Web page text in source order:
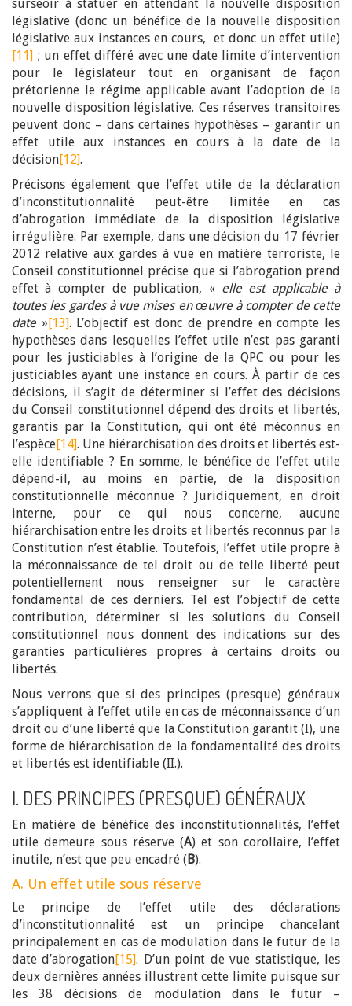
surseoir à statuer en attendant la nouvelle disposition
législative (donc un bénéfice de la nouvelle disposition
législative aux instances en cours, et donc un effet utile)
[11] ; un effet différé avec une date limite d’intervention
pour le législateur tout en organisant de façon
prétorienne le régime applicable avant l’adoption de la
nouvelle disposition législative. Ces réserves transitoires
peuvent donc – dans certaines hypothèses – garantir un
effet utile aux instances en cours à la date de la
décision[12].
Précisons également que l’effet utile de la déclaration
d’inconstitutionnalité peut-être limitée en cas
d’abrogation immédiate de la disposition législative
irrégulière. Par exemple, dans une décision du 17 février
2012 relative aux gardes à vue en matière terroriste, le
Conseil constitutionnel précise que si l’abrogation prend
effet à compter de publication, « elle est applicable à
toutes les gardes à vue mises en œuvre à compter de cette
date»[13]. L’objectif est donc de prendre en compte les
hypothèses dans lesquelles l’effet utile n’est pas garanti
pour les justiciables à l’origine de la QPC ou pour les
justiciables ayant une instance en cours. À partir de ces
décisions, il s’agit de déterminer si l’effet des décisions
du Conseil constitutionnel dépend des droits et libertés,
garantis par la Constitution, qui ont été méconnus en
l’espèce[14]. Une hiérarchisation des droits et libertés est-
elle identifiable ? En somme, le bénéfice de l’effet utile
dépend-il, au moins en partie, de la disposition
constitutionnelle méconnue ? Juridiquement, en droit
interne, pour ce qui nous concerne, aucune
hiérarchisation entre les droits et libertés reconnus par la
Constitution n’est établie. Toutefois, l’effet utile propre à
la méconnaissance de tel droit ou de telle liberté peut
potentiellement nous renseigner sur le caractère
fondamental de ces derniers. Tel est l’objectif de cette
contribution, déterminer si les solutions du Conseil
constitutionnel nous donnent des indications sur des
garanties particulières propres à certains droits ou
libertés.
Nous verrons que si des principes (presque) généraux
s’appliquent à l’effet utile en cas de méconnaissance d’un
droit ou d’une liberté que la Constitution garantit (I), une
forme de hiérarchisation de la fondamentalité des droits
et libertés est identifiable (II.).
I. DES PRINCIPES (PRESQUE) GÉNÉRAUX
En matière de bénéfice des inconstitutionnalités, l’effet
utile demeure sous réserve (A) et son corollaire, l’effet
inutile, n’est que peu encadré (B).
A. Un effet utile sous réserve
Le principe de l’effet utile des déclarations
d’inconstitutionnalité est un principe chancelant
principalement en cas de modulation dans le futur de la
date d’abrogation[15]. D’un point de vue statistique, les
deux dernières années illustrent cette limite puisque sur
les 38 décisions de modulation dans le futur –